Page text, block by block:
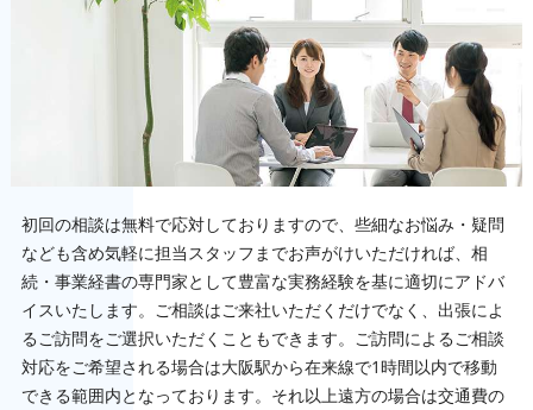
初回の相談は無料で応対しておりますので、些細なお悩み・疑問
なども含め気軽に担当スタッフまでお声がけいただければ、相
続・事業経書の専門家として豊富な実務経験を基に適切にアドバ
イスいたします。ご相談はご来社いただくだけでなく、出張によ
るご訪問をご選択いただくこともできます。ご訪問によるご相談
対応をご希望される場合は大阪駅から在来線で1時間以内で移動
できる範囲内となっております。それ以上遠方の場合は交通費の